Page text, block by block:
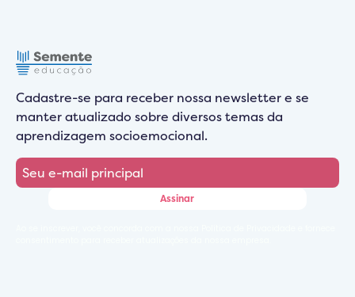
Cadastre-se para receber nossa newsletter e se
manter atualizado sobre diversos temas da
aprendizagem socioemocional.